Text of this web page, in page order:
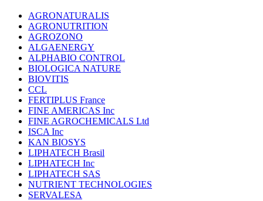
AGRONATURALIS
AGRONUTRITION
AGROZONO
ALGAENERGY
ALPHABIO CONTROL
BIOLOGICA NATURE
BIOVITIS
CCL
FERTIPLUS France
FINE AMERICAS Inc
FINE AGROCHEMICALS Ltd
ISCA Inc
KAN BIOSYS
LIPHATECH Brasil
LIPHATECH Inc
LIPHATECH SAS
NUTRIENT TECHNOLOGIES
SERVALESA